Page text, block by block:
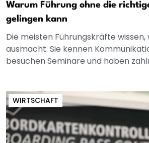
Warum Führung ohne die
gelingen kann
Die meisten Führungskräfte wissen,
ausmacht. Sie kennen
besuchen Seminare und haben
WIRTSCHAFT